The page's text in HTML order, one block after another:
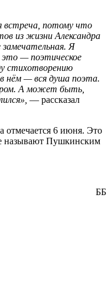
встреча, потому что
из жизни Александра
Я
— поэтическое
стихотворению
нём — вся душа поэта.
А может быть,
— рассказал
отмечается 6 июня. Это
называют Пушкинским
ББ